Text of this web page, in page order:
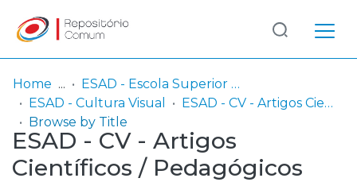
Communities
& Collections
Browse repository
Log
In
(current)
Home
ESAD - Escola Superior de Artes e Design
ESAD - Cultura Visual
ESAD - CV - Artigos Científicos / Pedagógicos
Browse by Title
ESAD - CV - Artigos
Científicos / Pedagógicos